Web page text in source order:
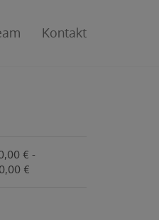
Kontakt
€ -
€